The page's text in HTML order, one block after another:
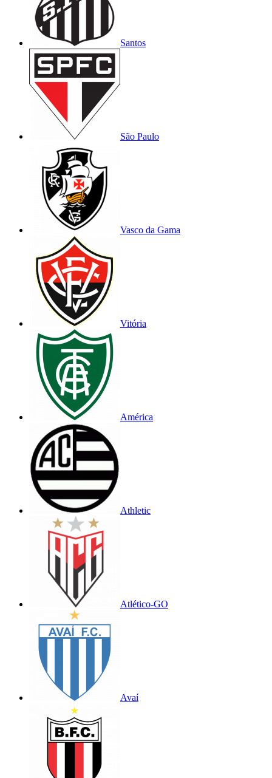
Santos
São Paulo
Vasco da Gama
Vitória
América
Athletic
Atlético-GO
Avaí